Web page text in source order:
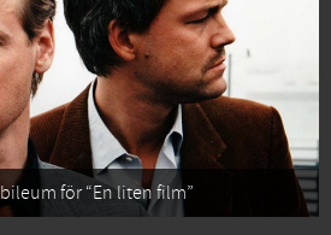
för “En liten film”